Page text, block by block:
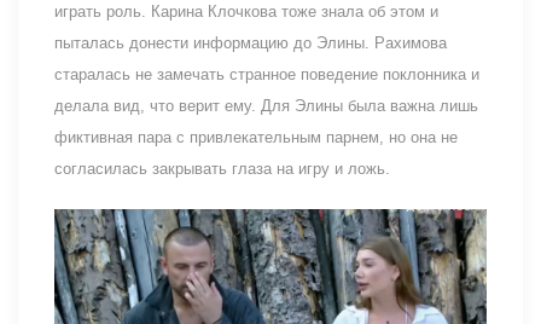
играть роль. Карина Клочкова тоже знала об этом и
пыталась донести информацию до Элины. Рахимова
старалась не замечать странное поведение поклонника и
делала вид, что верит ему. Для Элины была важна лишь
фиктивная пара с привлекательным парнем, но она не
согласилась закрывать глаза на игру и ложь.